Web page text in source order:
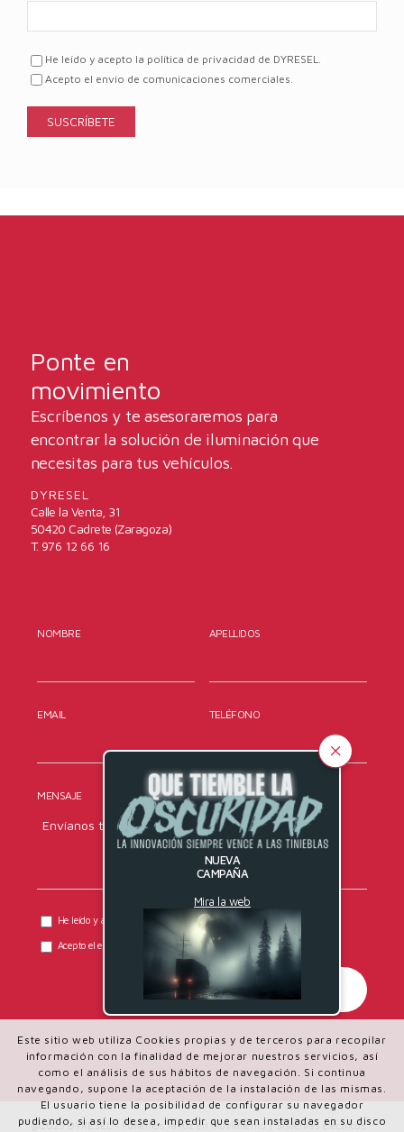
NUEVA
CAMPAÑA
Mira la web
He leído y acepto la política de privacidad de DYRESEL.
Acepto el envío de comunicaciones comerciales.
Ponte en
movimiento
Escríbenos y te asesoraremos para
encontrar la solución de iluminación que
necesitas para tus vehículos.
DYRESEL
Calle la Venta, 31
50420 Cadrete (Zaragoza)
T. 976 12 66 16
NOMBRE APELLIDOS
EMAIL TELÉFONO
MENSAJE
He leído y acepto la política de privacidad de DYRESEL.
Acepto el envío de comunicaciones comerciales.
@2025 DYRESEL - Ponemos la luz en movimiento | Sistemas eléctricos
Este sitio web utiliza Cookies propias y de terceros para recopilar
información con la finalidad de mejorar nuestros servicios, así
como el análisis de sus hábitos de navegación. Si continua
navegando, supone la aceptación de la instalación de las mismas.
El usuario tiene la posibilidad de configurar su navegador
pudiendo, si así lo desea, impedir que sean instaladas en su disco